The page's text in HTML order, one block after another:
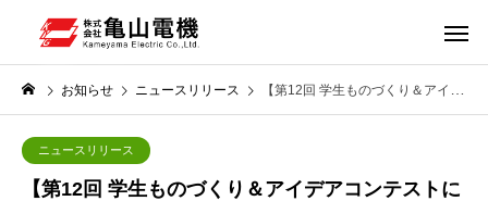
お知らせ ニュースリリース 【第12回 学生ものづくり＆アイデアコンテストについてのお知らせ】
ニュースリリース
【第12回 学生ものづくり＆アイデアコンテストに